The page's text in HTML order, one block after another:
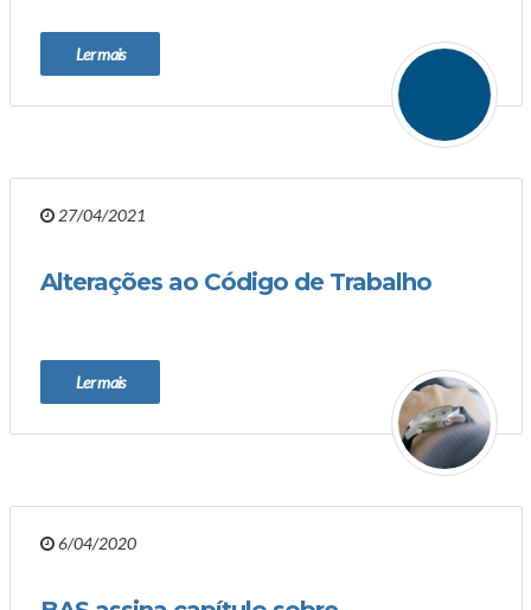
Ler mais
27/04/2021
Alterações ao Código de Trabalho
Ler mais
6/04/2020